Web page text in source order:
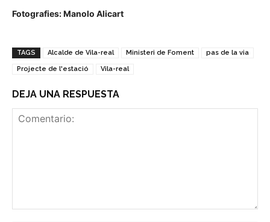
Fotografies: Manolo Alicart
TAGS Alcalde de Vila-real Ministeri de Foment pas de la via
Projecte de l'estació Vila-real
DEJA UNA RESPUESTA